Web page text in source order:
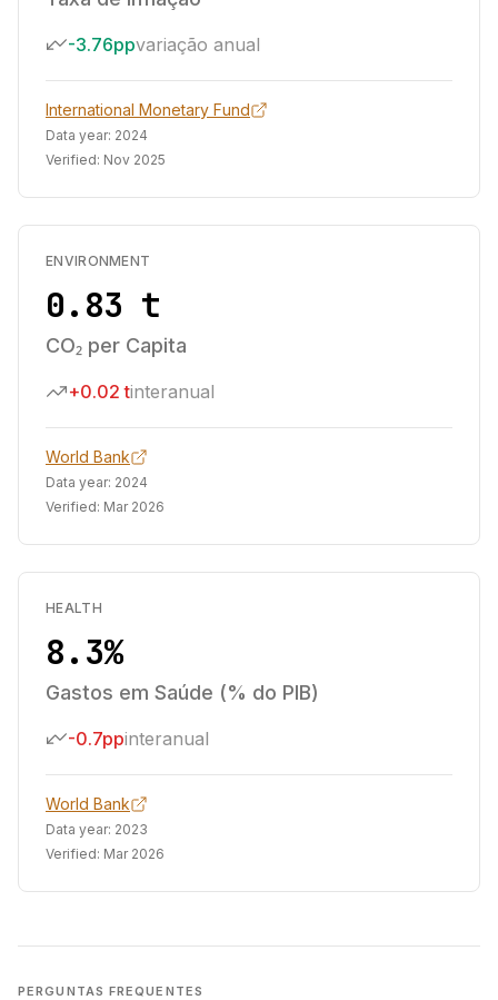
-3.76ppvariação anual
International Monetary Fund
Data year: 2024
Verified: Nov 2025
ENVIRONMENT
0.83 t
CO₂ per Capita
+0.02 tinteranual
World Bank
Data year: 2024
Verified: Mar 2026
HEALTH
8.3%
Gastos em Saúde (% do PIB)
-0.7ppinteranual
World Bank
Data year: 2023
Verified: Mar 2026
PERGUNTAS FREQUENTES